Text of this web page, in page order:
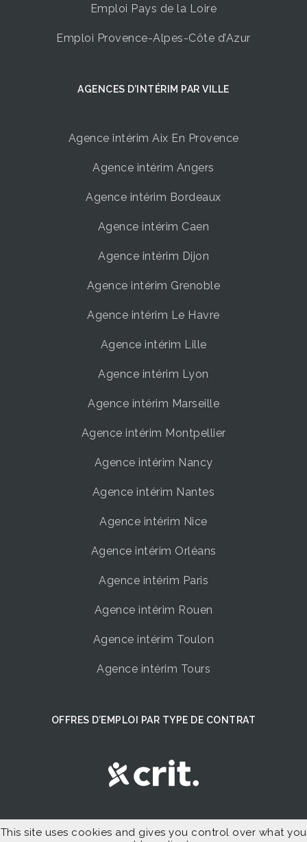
Emploi Pays de la Loire
Emploi Provence-Alpes-Côte d’Azur
AGENCES D’INTÉRIM ​PAR VILLE
Agence intérim Aix En Provence
Agence intérim Angers
Agence intérim Bordeaux
Agence intérim Caen
Agence intérim Dijon
Agence intérim Grenoble
Agence intérim Le Havre
Agence intérim Lille
Agence intérim Lyon
Agence intérim Marseille
Agence intérim Montpellier
Agence intérim Nancy
Agence intérim Nantes
Agence intérim Nice
Agence intérim Orléans
Agence intérim Paris
Agence intérim Rouen
Agence intérim Toulon
Agence intérim Tours
OFFRES D’EMPLOI PAR TYPE DE CONTRAT
Offres d’Emploi Intérim
This site uses cookies and gives you control over what you